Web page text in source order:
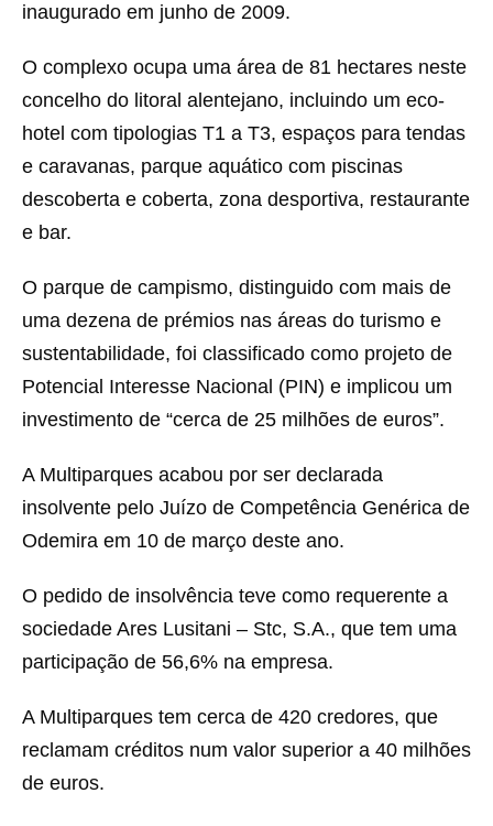
inaugurado em junho de 2009.
O complexo ocupa uma área de 81 hectares neste
concelho do litoral alentejano, incluindo um eco-
hotel com tipologias T1 a T3, espaços para tendas
e caravanas, parque aquático com piscinas
descoberta e coberta, zona desportiva, restaurante
e bar.
O parque de campismo, distinguido com mais de
uma dezena de prémios nas áreas do turismo e
sustentabilidade, foi classificado como projeto de
Potencial Interesse Nacional (PIN) e implicou um
investimento de “cerca de 25 milhões de euros”.
A Multiparques acabou por ser declarada
insolvente pelo Juízo de Competência Genérica de
Odemira em 10 de março deste ano.
O pedido de insolvência teve como requerente a
sociedade Ares Lusitani – Stc, S.A., que tem uma
participação de 56,6% na empresa.
A Multiparques tem cerca de 420 credores, que
reclamam créditos num valor superior a 40 milhões
de euros.